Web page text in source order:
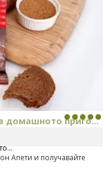
домашното приго...
на изцяло нов
Апети и получавайте